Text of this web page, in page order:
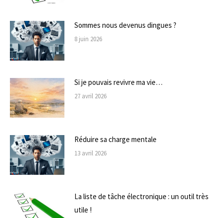
Sommes nous devenus dingues ?
8 juin 2026
Si je pouvais revivre ma vie…
27 avril 2026
Réduire sa charge mentale
13 avril 2026
La liste de tâche électronique : un outil très
utile !